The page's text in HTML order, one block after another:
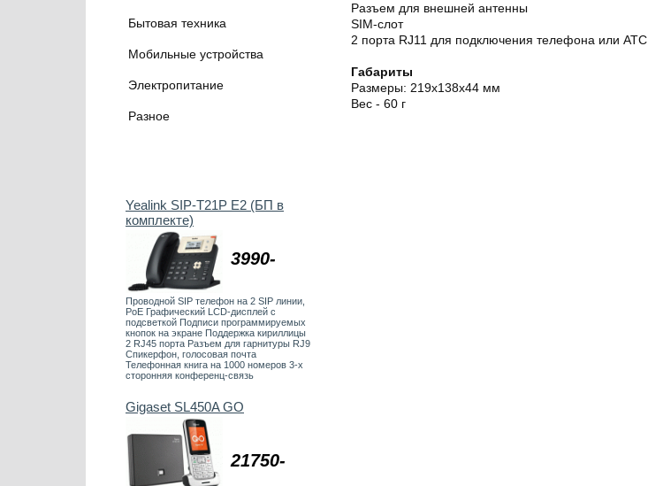
Бытовая техника
Мобильные устройства
Электропитание
Разное
3990-
Yealink SIP-T21P E2 (БП в
комплекте)
Проводной SIP телефон на 2 SIP линии,
PoE Графический LCD-дисплей с
подсветкой Подписи программируемых
кнопок на экране Поддержка кириллицы
2 RJ45 порта Разъем для гарнитуры RJ9
Спикерфон, голосовая почта
Телефонная книга на 1000 номеров 3-х
сторонняя конференц-связь
21750-
Gigaset SL450A GO
Разъем для внешней антенны
SIM-слот
2 порта RJ11 для подключения телефона или АТС
Габариты
Размеры: 219х138х44 мм
Вес - 60 г